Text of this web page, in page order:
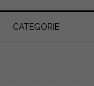
CATEGORIE